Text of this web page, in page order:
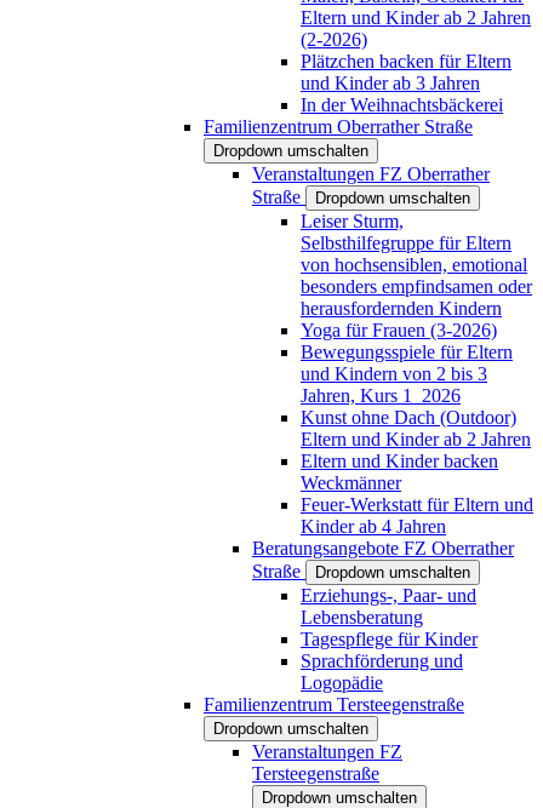
Eltern und Kinder ab 2 Jahren
(2-2026)
Plätzchen backen für Eltern
und Kinder ab 3 Jahren
In der Weihnachtsbäckerei
Familienzentrum Oberrather Straße
Dropdown umschalten
Veranstaltungen FZ Oberrather
Straße
Dropdown umschalten
Leiser Sturm,
Selbsthilfegruppe für Eltern
von hochsensiblen, emotional
besonders empfindsamen oder
herausfordernden Kindern
Yoga für Frauen (3-2026)
Bewegungsspiele für Eltern
und Kindern von 2 bis 3
Jahren, Kurs 1_2026
Kunst ohne Dach (Outdoor)
Eltern und Kinder ab 2 Jahren
Eltern und Kinder backen
Weckmänner
Feuer-Werkstatt für Eltern und
Kinder ab 4 Jahren
Beratungsangebote FZ Oberrather
Straße
Dropdown umschalten
Erziehungs-, Paar- und
Lebensberatung
Tagespflege für Kinder
Sprachförderung und
Logopädie
Familienzentrum Tersteegenstraße
Dropdown umschalten
Veranstaltungen FZ
Tersteegenstraße
Dropdown umschalten